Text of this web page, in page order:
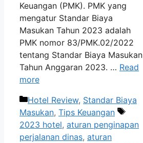
Keuangan (PMK). PMK yang
mengatur Standar Biaya
Masukan Tahun 2023 adalah
PMK nomor 83/PMK.02/2022
tentang Standar Biaya Masukan
Tahun Anggaran 2023. … Read
more
Categories
Hotel Review, Standar Biaya
Masukan, Tips Keuangan
Tags
2023 hotel, aturan penginapan
perjalanan dinas, aturan